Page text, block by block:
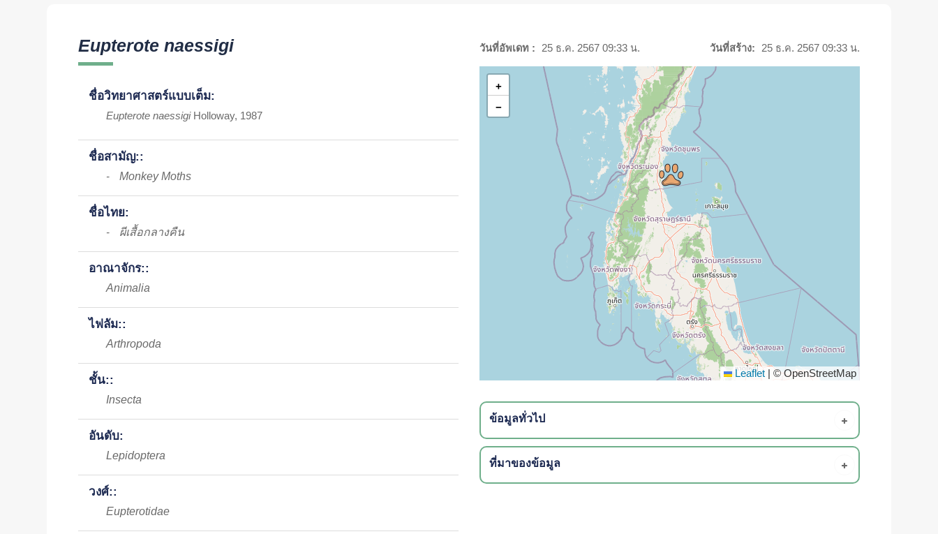
Eupterote naessigi
ชื่อวิทยาศาสตร์แบบเต็ม:
Eupterote naessigi Holloway, 1987
ชื่อสามัญ::
- Monkey Moths
ชื่อไทย:
- ผีเสื้อกลางคืน
อาณาจักร::
Animalia
ไฟลัม::
Arthropoda
ชั้น::
Insecta
อันดับ:
Lepidoptera
วงศ์::
Eupterotidae
วันที่อัพเดท : 25 ธ.ค. 2567 09:33 น. วันที่สร้าง: 25 ธ.ค. 2567 09:33 น.
+
−
Leaflet | © OpenStreetMap
ข้อมูลทั่วไป
ที่มาของข้อมูล